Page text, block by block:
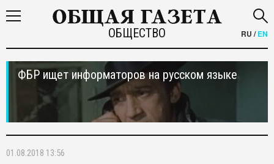
ОБЩЕСТВО RU /EN
ФБР ищет информаторов на русском языке
01.08.2018 13:56